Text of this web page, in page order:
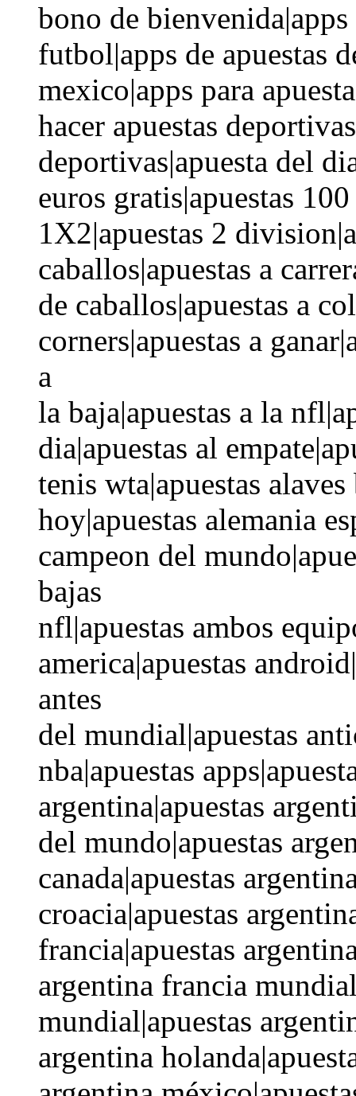
bono de bienvenida|apps
futbol|apps de apuestas
mexico|apps para
hacer apuestas
deportivas|apuesta del
euros gratis|apuestas
1X2|apuestas 2
caballos|apuestas a
de caballos|apuestas a
corners|apuestas a
a
la baja|apuestas a la
dia|apuestas al
tenis wta|apuestas
hoy|apuestas alemania
campeon del
bajas
nfl|apuestas ambos
america|apuestas
antes
del mundial|apuestas
nba|apuestas
argentina|apuestas
del mundo|apuestas
canada|apuestas
croacia|apuestas
francia|apuestas
argentina francia
mundial|apuestas
argentina